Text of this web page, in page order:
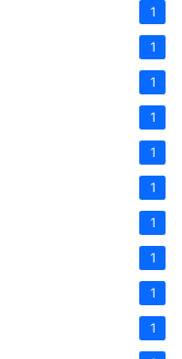
1
1
1
1
1
1
1
1
1
1